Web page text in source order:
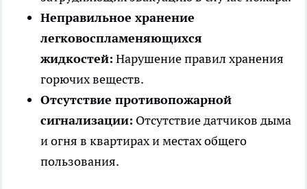
Неправильное хранение
легковоспламеняющихся
жидкостей: Нарушение правил хранения
горючих веществ.
Отсутствие противопожарной
сигнализации: Отсутствие датчиков дыма
и огня в квартирах и местах общего
пользования.